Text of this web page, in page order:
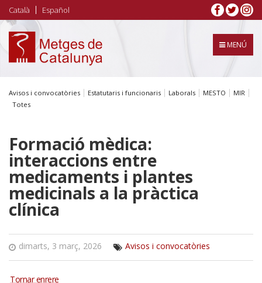
Vés
al
contingut
Català Español
MENÚ
Avisos i convocatòries Estatutaris i funcionaris Laborals MESTO
MIR
Totes
Formació mèdica:
interaccions entre
medicaments i plantes
medicinals a la pràctica
clínica
dimarts, 3 març, 2026 Avisos i convocatòries